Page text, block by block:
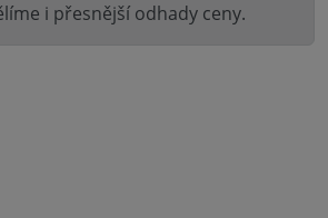
i přesnější odhady ceny.